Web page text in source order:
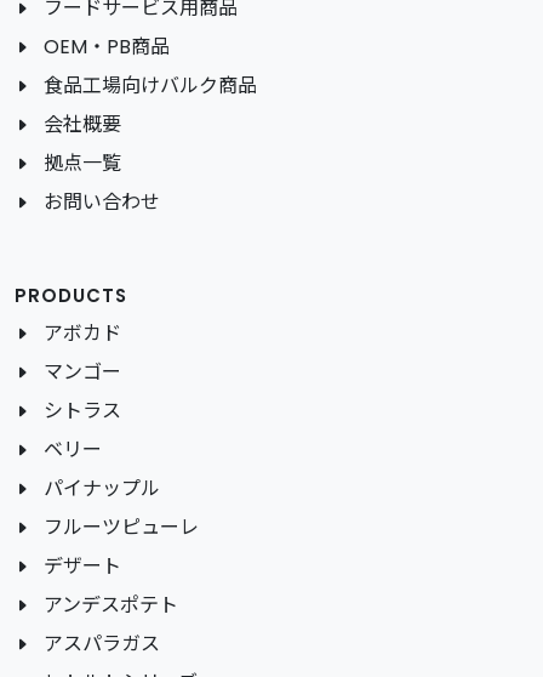
フードサービス用商品
OEM・PB商品
食品工場向けバルク商品
会社概要
拠点一覧
お問い合わせ
PRODUCTS
アボカド
マンゴー
シトラス
ベリー
パイナップル
フルーツピューレ
デザート
アンデスポテト
アスパラガス